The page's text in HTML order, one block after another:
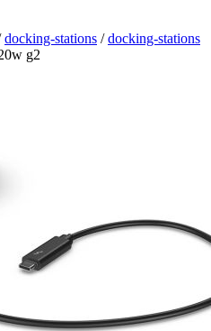
docking-stations /docking-stations
g2